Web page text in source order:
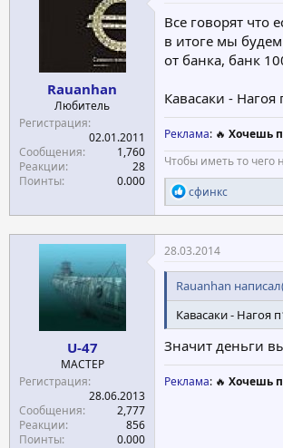
Rauanhan
Любитель
Регистрация
02.01.2011
Сообщения
1,760
Реакции
28
Поинты
0.000
Все говорят что
в итоге мы
от банка, банк
Кавасаки - Нагоя
Реклама: 🔥 Хочешь
Чтобы иметь то чего
Р
е
а
к
ц
и
и
:
сфинкс
U-47
МАСТЕР
Регистрация
28.06.2013
Сообщения
2,777
Реакции
856
Поинты
0.000
28.03.2014
Rauanhan
Кавасаки - Нагоя
Значит деньги
Реклама: 🔥 Хочешь